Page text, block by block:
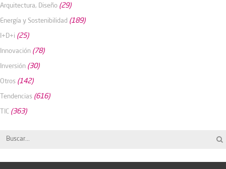
Arquitectura, Diseño (29)
Energía y Sostenibilidad (189)
I+D+i (25)
Innovación (78)
Inversión (30)
Otros (142)
Tendencias (616)
TIC (363)